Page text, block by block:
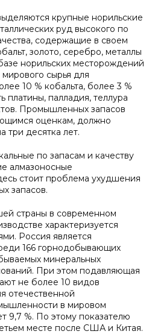
крупные норильские
руд высокого по
содержащие в своем
золото, серебро, металлы
норильских месторождений
сырья для
10 % кобальта, более 3 %
платины, палладия, теллура
Промышленных запасов
оценкам, должно
три десятка лет.
по запасам и качеству
алмазоносные
стоит проблема ухудшения
запасов.
страны в современном
характеризуется
Россия является
166 горнодобывающих
минеральных
При этом подавляющая
не более 10 видов
отечественной
в мировом
9,7 %. По этому показателю
месте после США и Китая.